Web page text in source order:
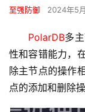
至强防御 2024年5
PolarDB多
性和容错能力，
除主节点的操作
点的添加和删除操